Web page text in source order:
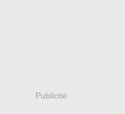
Publicité